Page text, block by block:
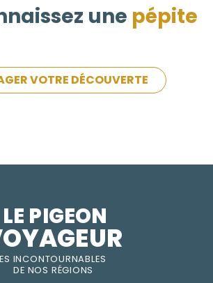
une pépite
VOTRE DÉCOUVERTE
INCONTOURNABLES
DE NOS RÉGIONS
LE PIGEON